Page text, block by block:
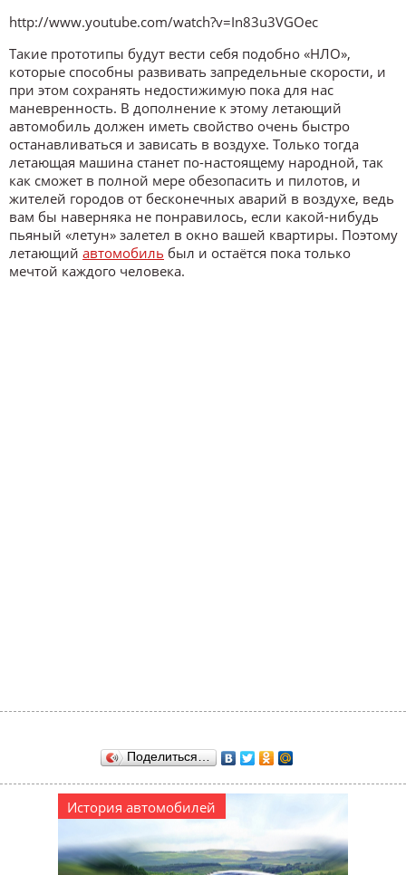
http://www.youtube.com/watch?v=In83u3VGOec
Такие прототипы будут вести себя подобно «НЛО»,
которые способны развивать запредельные скорости, и
при этом сохранять недостижимую пока для нас
маневренность. В дополнение к этому летающий
автомобиль должен иметь свойство очень быстро
останавливаться и зависать в воздухе. Только тогда
летающая машина станет по-настоящему народной, так
как сможет в полной мере обезопасить и пилотов, и
жителей городов от бесконечных аварий в воздухе, ведь
вам бы наверняка не понравилось, если какой-нибудь
пьяный «летун» залетел в окно вашей квартиры. Поэтому
летающий автомобиль был и остаётся пока только
мечтой каждого человека.
Поделиться…
История автомобилей